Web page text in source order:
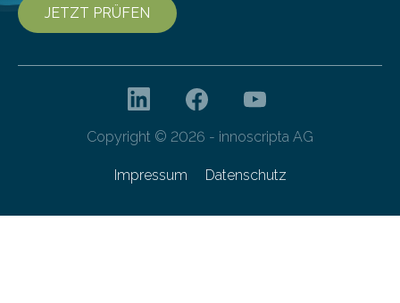
JETZT PRÜFEN
Copyright © 2026 - innoscripta AG
Impressum Datenschutz